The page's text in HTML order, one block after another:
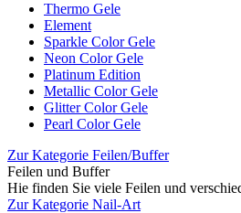
Thermo Gele
Element
Sparkle Color Gele
Neon Color Gele
Platinum Edition
Metallic Color Gele
Glitter Color Gele
Pearl Color Gele
Zur Kategorie Feilen/Buffer
Feilen und Buffer
Hie finden Sie viele Feilen und
Zur Kategorie Nail-Art